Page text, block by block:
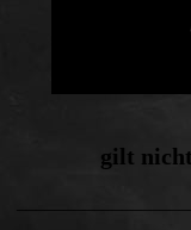
gilt